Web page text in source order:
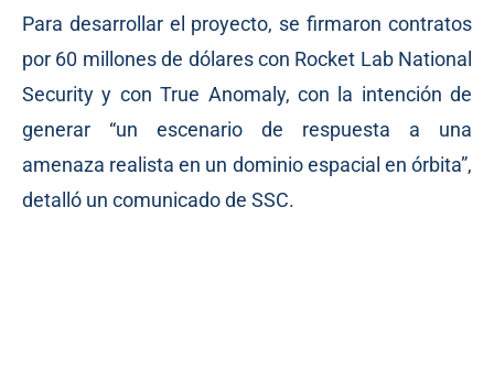
Para desarrollar el proyecto, se firmaron contratos
por 60 millones de dólares con Rocket Lab National
Security y con True Anomaly, con la intención de
generar “un escenario de respuesta a una
amenaza realista en un dominio espacial en órbita”,
detalló un comunicadode SSC.